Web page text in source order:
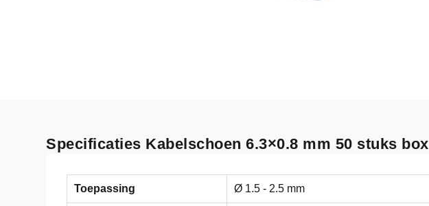
Specificaties Kabelschoen 6.3×0.8 mm 50 stuks box
Toepassing Ø 1.5 - 2.5 mm